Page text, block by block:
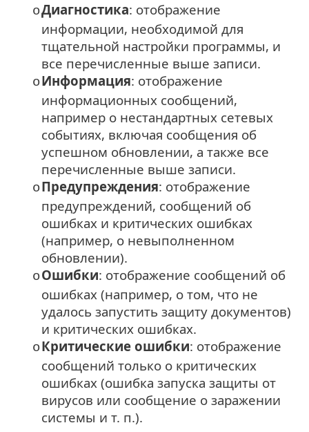
oДиагностика: отображение
информации, необходимой для
тщательной настройки программы, и
все перечисленные выше записи.
oИнформация: отображение
информационных сообщений,
например о нестандартных сетевых
событиях, включая сообщения об
успешном обновлении, а также все
перечисленные выше записи.
oПредупреждения: отображение
предупреждений, сообщений об
ошибках и критических ошибках
(например, о невыполненном
обновлении).
oОшибки: отображение сообщений об
ошибках (например, о том, что не
удалось запустить защиту документов)
и критических ошибках.
oКритические ошибки: отображение
сообщений только о критических
ошибках (ошибка запуска защиты от
вирусов или сообщение о заражении
системы и т. п.).